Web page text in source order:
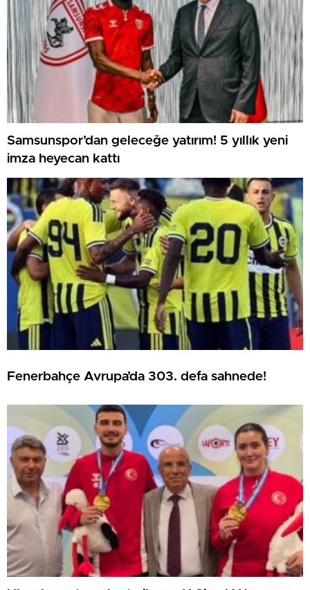
Samsunspor’dan geleceğe yatırım! 5 yıllık yeni
imza heyecan kattı
Fenerbahçe Avrupa’da 303. defa sahnede!